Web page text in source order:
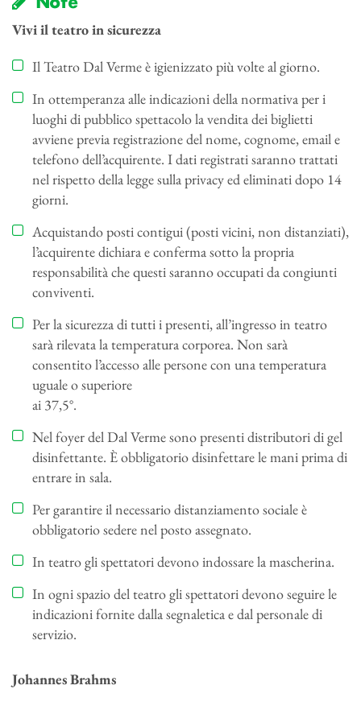
Vivi il teatro in sicurezza
Il Teatro Dal Verme è igienizzato più volte al giorno.
In ottemperanza alle indicazioni della normativa per i
luoghi di pubblico spettacolo la vendita dei biglietti
avviene previa registrazione del nome, cognome, email e
telefono dell’acquirente. I dati registrati saranno trattati
nel rispetto della legge sulla privacy ed eliminati dopo 14
giorni.
Acquistando posti contigui (posti vicini, non distanziati),
l’acquirente dichiara e conferma sotto la propria
responsabilità che questi saranno occupati da congiunti
conviventi.
Per la sicurezza di tutti i presenti, all’ingresso in teatro
sarà rilevata la temperatura corporea. Non sarà
consentito l’accesso alle persone con una temperatura
uguale o superiore
ai 37,5°.
Nel foyer del Dal Verme sono presenti distributori di gel
disinfettante. È obbligatorio disinfettare le mani prima di
entrare in sala.
Per garantire il necessario distanziamento sociale è
obbligatorio sedere nel posto assegnato.
In teatro gli spettatori devono indossare la mascherina.
In ogni spazio del teatro gli spettatori devono seguire le
indicazioni fornite dalla segnaletica e dal personale di
servizio.
Johannes Brahms